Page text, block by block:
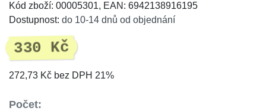
Kód zboží: 00005301, EAN: 6942138916195
Dostupnost: do 10-14 dnů od objednání
330 Kč
272,73 Kč bez DPH 21%
Počet: